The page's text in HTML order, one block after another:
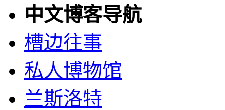
中文博客导航
槽边往事
私人博物馆
兰斯洛特